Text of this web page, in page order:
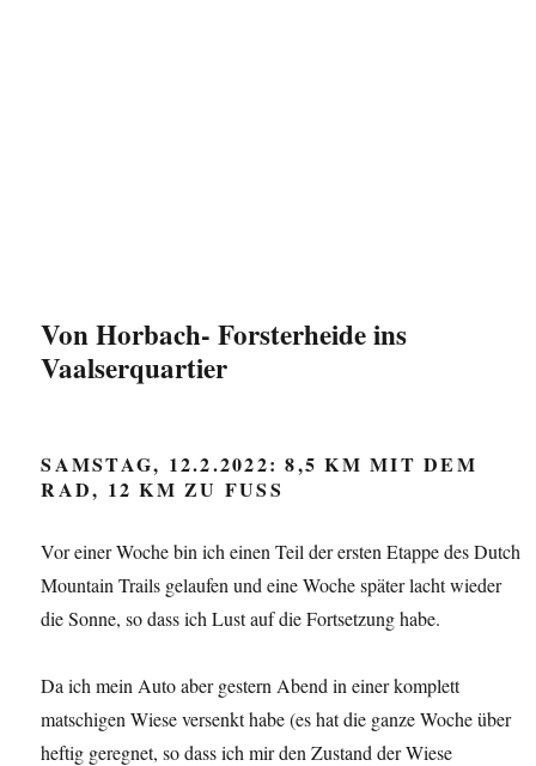
Von Horbach- Forsterheide ins
Vaalserquartier
SAMSTAG, 12.2.2022: 8,5 KM MIT DEM
RAD, 12 KM ZU FUSS
Vor einer Woche bin ich einen Teil der ersten Etappe des Dutch
Mountain Trails gelaufen und eine Woche später lacht wieder
die Sonne, so dass ich Lust auf die Fortsetzung habe.
Da ich mein Auto aber gestern Abend in einer komplett
matschigen Wiese versenkt habe (es hat die ganze Woche über
heftig geregnet, so dass ich mir den Zustand der Wiese